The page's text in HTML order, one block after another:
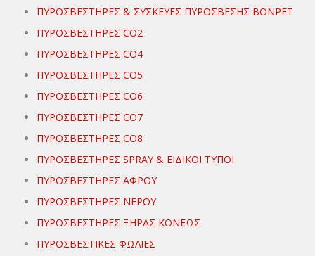
ΠΥΡΟΣΒΕΣΤΗΡΕΣ & ΣΥΣΚΕΥΕΣ ΠΥΡΟΣΒΕΣΗΣ ΒΟΝΡΕΤ
ΠΥΡΟΣΒΕΣΤΗΡΕΣ CO2
ΠΥΡΟΣΒΕΣΤΗΡΕΣ CO4
ΠΥΡΟΣΒΕΣΤΗΡΕΣ CO5
ΠΥΡΟΣΒΕΣΤΗΡΕΣ CO6
ΠΥΡΟΣΒΕΣΤΗΡΕΣ CO7
ΠΥΡΟΣΒΕΣΤΗΡΕΣ CO8
ΠΥΡΟΣΒΕΣΤΗΡΕΣ SPRAY & ΕΙΔΙΚΟΙ ΤΥΠΟΙ
ΠΥΡΟΣΒΕΣΤΗΡΕΣ ΑΦΡΟΥ
ΠΥΡΟΣΒΕΣΤΗΡΕΣ ΝΕΡΟΥ
ΠΥΡΟΣΒΕΣΤΗΡΕΣ ΞΗΡΑΣ ΚΟΝΕΩΣ
ΠΥΡΟΣΒΕΣΤΙΚΕΣ ΦΩΛΙΕΣ